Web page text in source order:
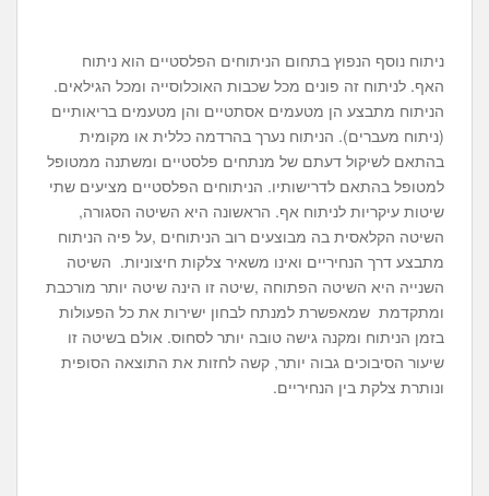
ניתוח נוסף הנפוץ בתחום הניתוחים הפלסטיים הוא ניתוח
האף. לניתוח זה פונים מכל שכבות האוכלוסייה ומכל הגילאים.
הניתוח מתבצע הן מטעמים אסתטיים והן מטעמים בריאותיים
(ניתוח מעברים). הניתוח נערך בהרדמה כללית או מקומית
בהתאם לשיקול דעתם של מנתחים פלסטיים ומשתנה ממטופל
למטופל בהתאם לדרישותיו. הניתוחים הפלסטיים מציעים שתי
שיטות עיקריות לניתוח אף. הראשונה היא השיטה הסגורה,
השיטה הקלאסית בה מבוצעים רוב הניתוחים ,על פיה הניתוח
מתבצע דרך הנחיריים ואינו משאיר צלקות חיצוניות. השיטה
השנייה היא השיטה הפתוחה ,שיטה זו הינה שיטה יותר מורכבת
ומתקדמת שמאפשרת למנתח לבחון ישירות את כל הפעולות
בזמן הניתוח ומקנה גישה טובה יותר לסחוס. אולם בשיטה זו
שיעור הסיבוכים גבוה יותר, קשה לחזות את התוצאה הסופית
ונותרת צלקת בין הנחיריים.